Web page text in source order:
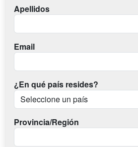
Apellidos
Email
¿En qué país resides?
Provincia/Región